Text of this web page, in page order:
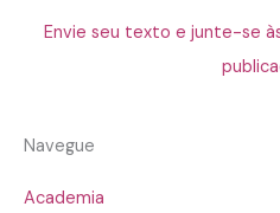
Envie seu texto e junte-se
Navegue
Academia